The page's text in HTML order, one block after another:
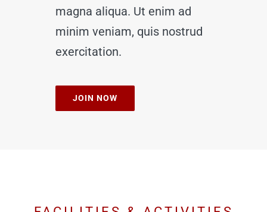
magna aliqua. Ut enim ad
minim veniam, quis nostrud
exercitation.
JOIN NOW